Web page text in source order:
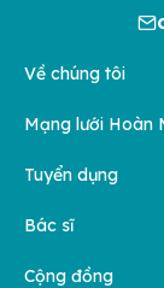
Về chúng tôi
Mạng lưới Hoàn
Tuyển dụng
Bác sĩ
Cộng đồng